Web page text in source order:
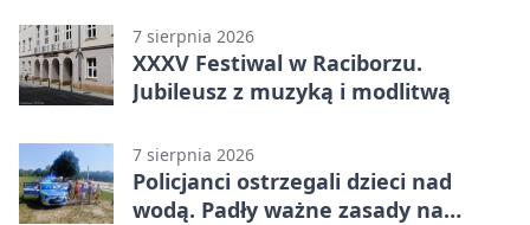
7 sierpnia 2026
XXXV Festiwal w Raciborzu.
Jubileusz z muzyką i modlitwą
7 sierpnia 2026
Policjanci ostrzegali dzieci nad
wodą. Padły ważne zasady na